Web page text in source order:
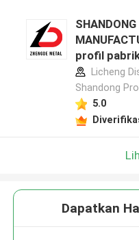
profil
Licheng
Shandong
5.0
Dapatkan